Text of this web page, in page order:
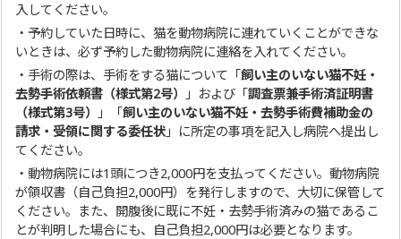
入してください。
・予約していた日時に、猫を動物病院に連れていくことができな
いときは、必ず予約した動物病院に連絡を入れてください。
・手術の際は、手術をする猫について「飼い主のいない猫不妊・
去勢手術依頼書（様式第2号）
」および「調査票兼手術済証明書
（様式第3号）
」「飼い主のいない猫不妊・去勢手術費補助金の
請求・受領に関する委任状 」に所定の事項を記入し病院へ提出し
てください。
・動物病院には1頭につき2,000円を支払ってください。動物病院
が領収書（自己負担2,000円）を発行しますので、大切に保管して
ください。また、開腹後に既に不妊・去勢手術済みの猫であるこ
とが判明した場合にも、自己負担2,000円は必要となります。